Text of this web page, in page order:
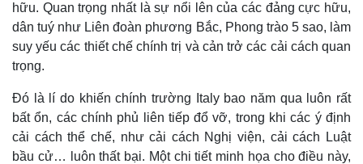
hữu. Quan trọng nhất là sự nổi lên của các đảng cực hữu,
dân tuý như Liên đoàn phương Bắc, Phong trào 5 sao, làm
suy yếu các thiết chế chính trị và cản trở các cải cách quan
trọng.
Đó là lí do khiến chính trường Italy bao năm qua luôn rất
bất ổn, các chính phủ liên tiếp đổ vỡ, trong khi các ý định
cải cách thể chế, như cải cách Nghị viện, cải cách Luật
bầu cử… luôn thất bại. Một chi tiết minh họa cho điều này,